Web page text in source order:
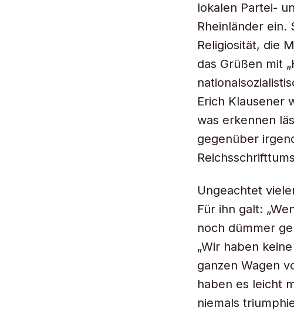
lokalen Partei-
Rheinländer ein.
Religiosität, die
das Grüßen mit
Erich Klausener
was erkennen
gegenüber
Ungeachtet
Für ihn galt:
noch dümmer
„Wir haben
ganzen Wagen
haben es leicht
niemals